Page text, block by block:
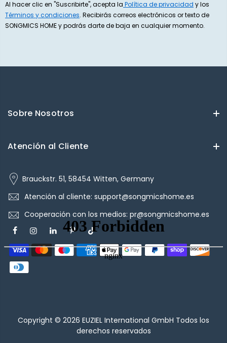
Al hacer clic en "Suscribirte", acepta la Política de privacidad y los
Términos y condiciones. Recibirás correos electrónicos or texto de
SONGMICS HOME y podrás darte de baja en cualquier momento.
Sobre Nosotros
Atención al Cliente
Brauckstr. 51, 58454 Witten, Germany
Atención al cliente: support@songmicshome.es
Cooperación con los medios: pr@songmicshome.es
Copyright © 2026 EUZIEL International GmbH Todos los
derechos reservados